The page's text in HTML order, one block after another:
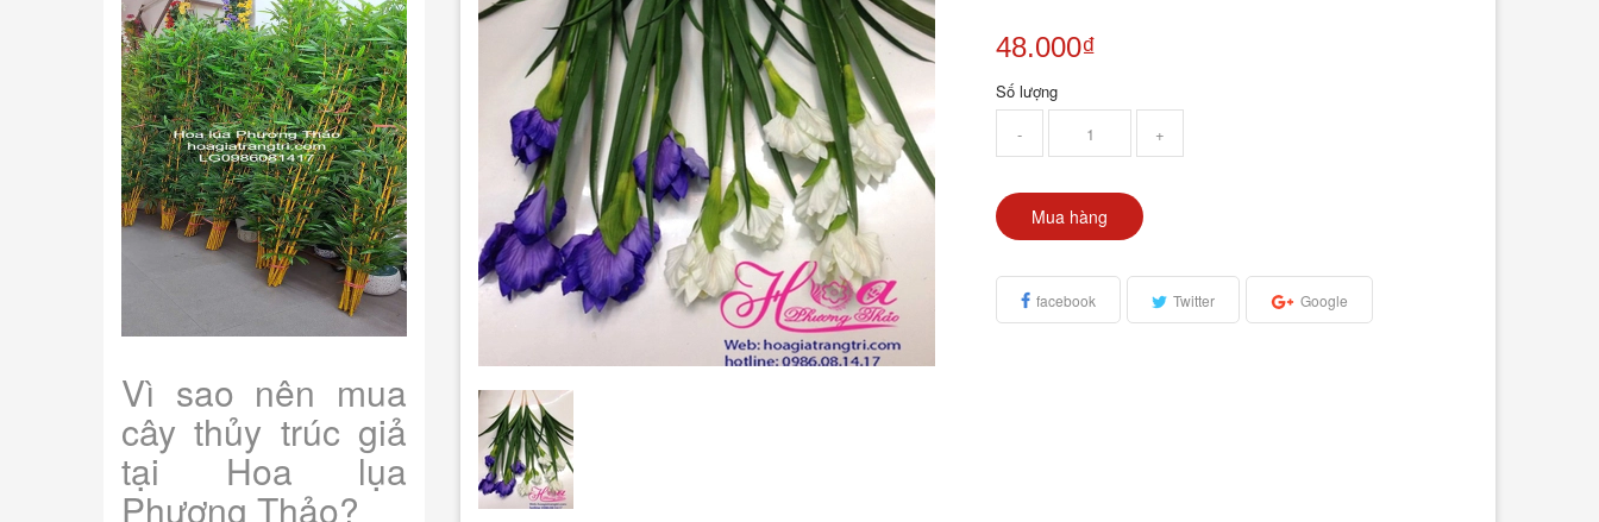
48.000₫
Số lượng
-
+
Mua hàng
facebook Twitter Google
Vì sao nên mua
cây thủy trúc giả
tại Hoa lụa
Phương Thảo?